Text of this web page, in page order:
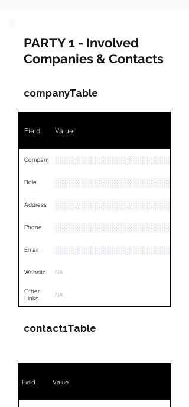
PARTY 1 - Involved
Companies & Contacts
companyTable
Field Value
Company
Role
Address
Phone
Email ░░░░░░░░░░░░░░░░░░░
Website NA
Other
Links
NA
contact1Table
Field Value